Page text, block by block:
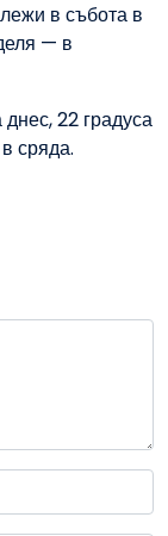
в събота в
— в
22 градуса
сряда.